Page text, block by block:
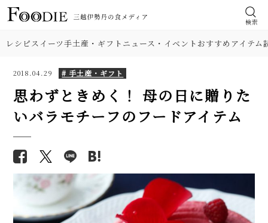
検索
レシピスイーツ手土産・ギフト ニュース・イベントおすすめアイテム
2018.04.29 # 手土産・ギフト
思わずときめく！ 母の日に贈りた
いバラモチーフのフードアイテム